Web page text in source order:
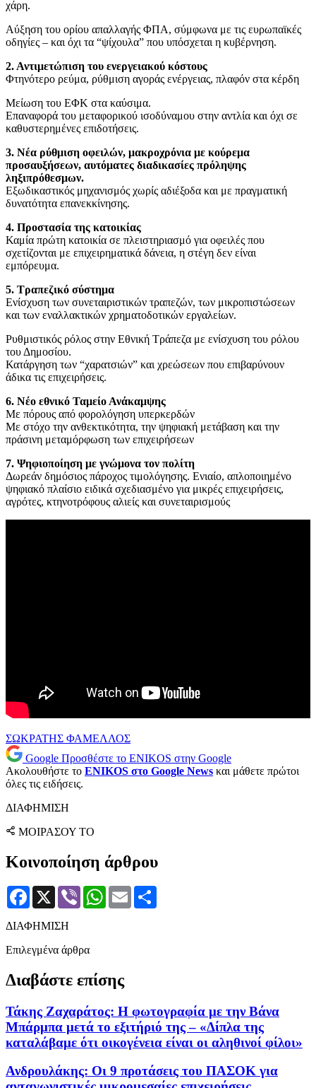
χάρη.
Αύξηση του ορίου απαλλαγής ΦΠΑ, σύμφωνα με τις ευρωπαϊκές
οδηγίες – και όχι τα “ψίχουλα” που υπόσχεται η κυβέρνηση.
2. Αντιμετώπιση του ενεργειακού κόστους
Φτηνότερο ρεύμα, ρύθμιση αγοράς ενέργειας, πλαφόν στα κέρδη
Μείωση του ΕΦΚ στα καύσιμα.
Επαναφορά του μεταφορικού ισοδύναμου στην αντλία και όχι σε
καθυστερημένες επιδοτήσεις.
3. Νέα ρύθμιση οφειλών, μακροχρόνια με κούρεμα
προσαυξήσεων, αυτόματες διαδικασίες πρόληψης
ληξιπρόθεσμων.
Εξωδικαστικός μηχανισμός χωρίς αδιέξοδα και με πραγματική
δυνατότητα επανεκκίνησης.
4. Προστασία της κατοικίας
Καμία πρώτη κατοικία σε πλειστηριασμό για οφειλές που
σχετίζονται με επιχειρηματικά δάνεια, η στέγη δεν είναι
εμπόρευμα.
5. Τραπεζικό σύστημα
Ενίσχυση των συνεταιριστικών τραπεζών, των μικροπιστώσεων
και των εναλλακτικών χρηματοδοτικών εργαλείων.
Ρυθμιστικός ρόλος στην Εθνική Τράπεζα με ενίσχυση του ρόλου
του Δημοσίου.
Κατάργηση των “χαρατσιών” και χρεώσεων που επιβαρύνουν
άδικα τις επιχειρήσεις.
6. Νέο εθνικό Ταμείο Ανάκαμψης
Με πόρους από φορολόγηση υπερκερδών
Με στόχο την ανθεκτικότητα, την ψηφιακή μετάβαση και την
πράσινη μεταμόρφωση των επιχειρήσεων
7. Ψηφιοποίηση με γνώμονα τον πολίτη
Δωρεάν δημόσιος πάροχος τιμολόγησης. Ενιαίο, απλοποιημένο
ψηφιακό πλαίσιο ειδικά σχεδιασμένο για μικρές επιχειρήσεις,
αγρότες, κτηνοτρόφους αλιείς και συνεταιρισμούς
ΣΩΚΡΑΤΗΣ ΦΑΜΕΛΛΟΣ
Google Προσθέστε το ENIKOS στην Google
Ακολουθήστε το ENIKOS στο Google News και μάθετε πρώτοι
όλες τις ειδήσεις.
ΔΙΑΦΗΜΙΣΗ
ΜΟΙΡΑΣΟΥ ΤΟ
Κοινοποίηση άρθρου
Facebook
X Viber WhatsApp
Email
ΔΙΑΦΗΜΙΣΗ
Επιλεγμένα άρθρα
Διαβάστε επίσης
Τάκης Ζαχαράτος: Η φωτογραφία με την Βάνα
Μπάρμπα μετά το εξιτήριό της – «Δίπλα της
καταλάβαμε ότι οικογένεια είναι οι αληθινοί φίλοι»
Ανδρουλάκης: Οι 9 προτάσεις του ΠΑΣΟΚ για